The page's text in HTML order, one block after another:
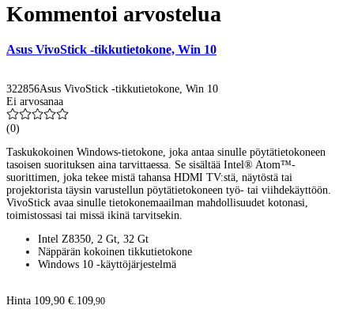
Kommentoi arvostelua
Asus VivoStick -tikkutietokone, Win 10
322856Asus VivoStick -tikkutietokone, Win 10
Ei arvosanaa
(0)
Taskukokoinen Windows-tietokone, joka antaa sinulle pöytätietokoneen
tasoisen suorituksen aina tarvittaessa. Se sisältää Intel® Atom™-
suorittimen, joka tekee mistä tahansa HDMI TV:stä, näytöstä tai
projektorista täysin varustellun pöytätietokoneen työ- tai viihdekäyttöön.
VivoStick avaa sinulle tietokonemaailman mahdollisuudet kotonasi,
toimistossasi tai missä ikinä tarvitsekin.
Intel Z8350, 2 Gt, 32 Gt
Näppärän kokoinen tikkutietokone
Windows 10 -käyttöjärjestelmä
Hinta 109,90 €. 109,90